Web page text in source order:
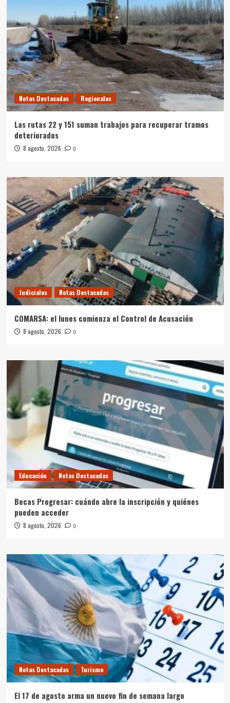
Notas Destacadas Regionales
Las rutas 22 y 151 suman trabajos para recuperar tramos
deteriorados
8 agosto, 2026 0
Judiciales Notas Destacadas
COMARSA: el lunes comienza el Control de Acusación
8 agosto, 2026 0
Educación Notas Destacadas
Becas Progresar: cuándo abre la inscripción y quiénes
pueden acceder
8 agosto, 2026 0
Notas Destacadas Turismo
El 17 de agosto arma un nuevo fin de semana largo